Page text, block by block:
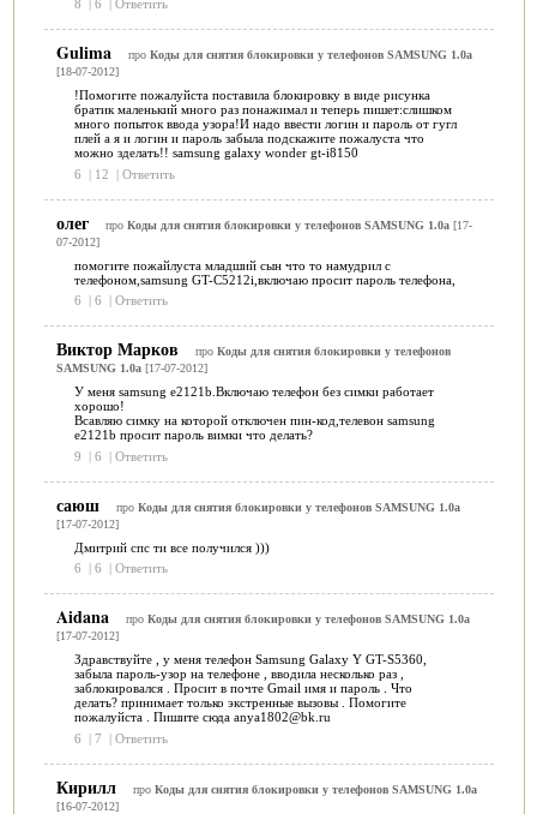
8
| 6 | Ответить
Gulima про Коды для снятия блокировки у телефонов SAMSUNG 1.0a
[18-07-2012]
!Помогите пожалуйста поставила блокировку в виде рисунка
братик маленький много раз понажимал и теперь пишет:слишком
много попыток ввода узора!И надо ввести логин и пароль от гугл
плей а я и логин и пароль забыла подскажите пожалуста что
можно зделать!! samsung galaxy wonder gt-i8150
6
| 12 | Ответить
олег про Коды для снятия блокировки у телефонов SAMSUNG 1.0a[17-
07-2012]
помогите пожайлуста младший сын что то намудрил с
телефоном,samsung GT-C5212i,включаю просит пароль телефона,
6
| 6 | Ответить
Виктор Марков про Коды для снятия блокировки у телефонов
SAMSUNG 1.0a[17-07-2012]
У меня samsung e2121b.Включаю телефон без симки работает
хорошо!
Всавляю симку на которой отключен пин-код,телевон samsung
e2121b просит пароль вимки что делать?
9
| 6 | Ответить
саюш про Коды для снятия блокировки у телефонов SAMSUNG 1.0a
[17-07-2012]
Дмитрий спс ти все получился )))
6
| 6 | Ответить
Aidana про Коды для снятия блокировки у телефонов SAMSUNG 1.0a
[17-07-2012]
Здравствуйте , у меня телефон Samsung Galaxy Y GT-S5360,
забыла пароль-узор на телефоне , вводила несколько раз ,
заблокировался . Просит в почте Gmail имя и пароль . Что
делать? принимает только экстренные вызовы . Помогите
пожалуйста . Пишите сюда anya1802@bk.ru
6
| 7 | Ответить
Кирилл про Коды для снятия блокировки у телефонов SAMSUNG 1.0a
[16-07-2012]